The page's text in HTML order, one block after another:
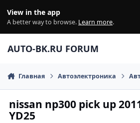
View in the app
A better way to browse. Learn more.
AUTO-BK.RU FORUM
Главная Автоэлектроника
nissan np300 pick up
YD25